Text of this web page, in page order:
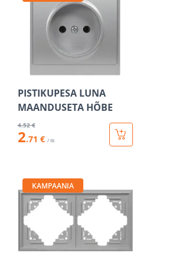
PISTIKUPESA LUNA
MAANDUSETA HÕBE
4.52 €
2.71 € / tk
KAMPAANIA